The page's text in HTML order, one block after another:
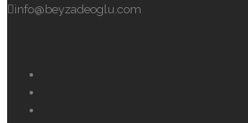
info@beyzadeoglu.com